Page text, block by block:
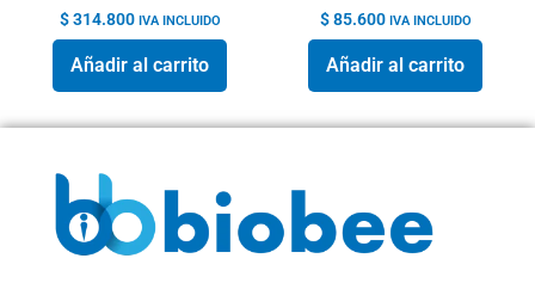
$314.800 IVA INCLUIDO
Añadir al carrito
$85.600 IVA INCLUIDO
Añadir al carrito